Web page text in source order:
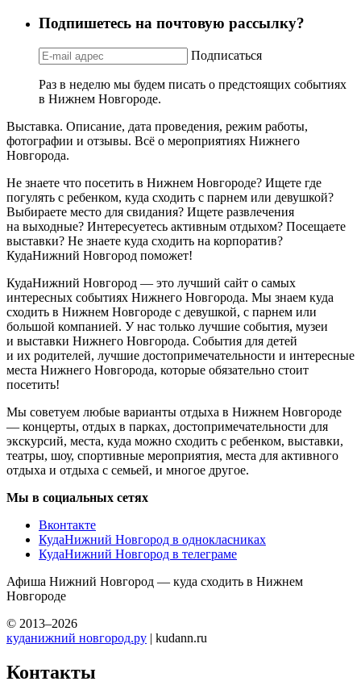
Подпишетесь на почтовую рассылку?
Подписаться
Раз в неделю мы будем писать о предстоящих событиях
в Нижнем Новгороде.
Выставка. Описание, дата проведения, режим работы,
фотографии и отзывы. Всё о мероприятиях Нижнего
Новгорода.
Не знаете что посетить в Нижнем Новгороде? Ищете где
погулять с ребенком, куда сходить с парнем или девушкой?
Выбираете место для свидания? Ищете развлечения
на выходные? Интересуетесь активным отдыхом? Посещаете
выставки? Не знаете куда сходить на корпоратив?
КудаНижний Новгород поможет!
КудаНижний Новгород — это лучший сайт о самых
интересных событиях Нижнего Новгорода. Мы знаем куда
сходить в Нижнем Новгороде с девушкой, с парнем или
большой компанией. У нас только лучшие события, музеи
и выставки Нижнего Новгорода. События для детей
и их родителей, лучшие достопримечательности и интересные
места Нижнего Новгорода, которые обязательно стоит
посетить!
Мы советуем любые варианты отдыха в Нижнем Новгороде
— концерты, отдых в парках, достопримечательности для
экскурсий, места, куда можно сходить с ребенком, выставки,
театры, шоу, спортивные мероприятия, места для активного
отдыха и отдыха с семьей, и многое другое.
Мы в социальных сетях
Вконтакте
КудаНижний Новгород в однокласниках
КудаНижний Новгород в телеграме
Афиша Нижний Новгород — куда сходить в Нижнем
Новгороде
© 2013–2026
куданижний новгород.ру | kudann.ru
Контакты